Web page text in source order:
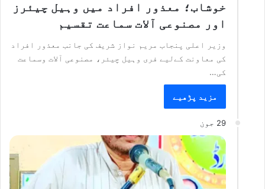
خوشاب؛ معذور افراد میں وہیل چیئرز
اور مصنوعی آلات سماعت تقسیم
وزیر اعلی پنجاب مریم نواز شریف کی جانب معذور افراد
کی معاونت کےلیے فری وہیل چیئر، مصنوعی آلات وسماعت
کی…
مزید پڑھیے
29 جون